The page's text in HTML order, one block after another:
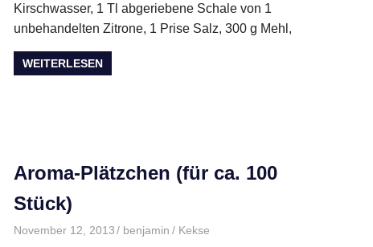
Kirschwasser, 1 Tl abgeriebene Schale von 1
unbehandelten Zitrone, 1 Prise Salz, 300 g Mehl,
WEITERLESEN
Aroma-Plätzchen (für ca. 100
Stück)
November 12, 2013 benjamin Kekse